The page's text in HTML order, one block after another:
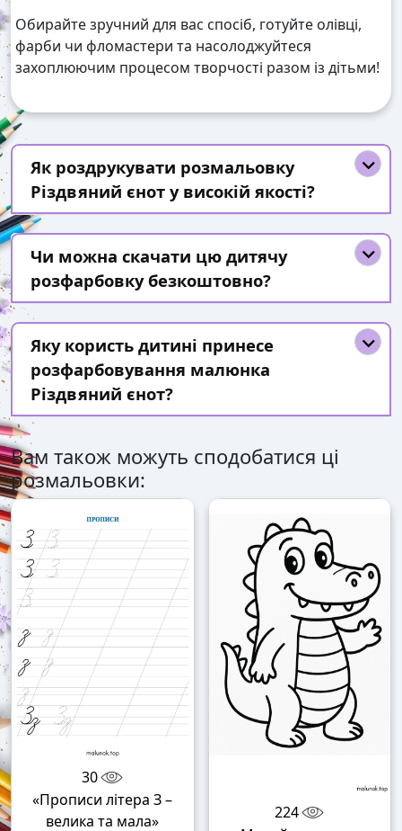
Обирайте зручний для вас спосіб, готуйте олівці,
фарби чи фломастери та насолоджуйтеся
захоплюючим процесом творчості разом із дітьми!
Як роздрукувати розмальовку
Різдвяний єнот у високій якості?
Чи можна скачати цю дитячу
розфарбовку безкоштовно?
Яку користь дитині принесе
розфарбовування малюнка
Різдвяний єнот?
Вам також можуть сподобатися ці
розмальовки:
30
«Прописи літера З –
велика та мала»
224